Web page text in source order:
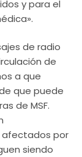
y para el
de radio
de
a que
que puede
de MSF.
afectados por
siendo